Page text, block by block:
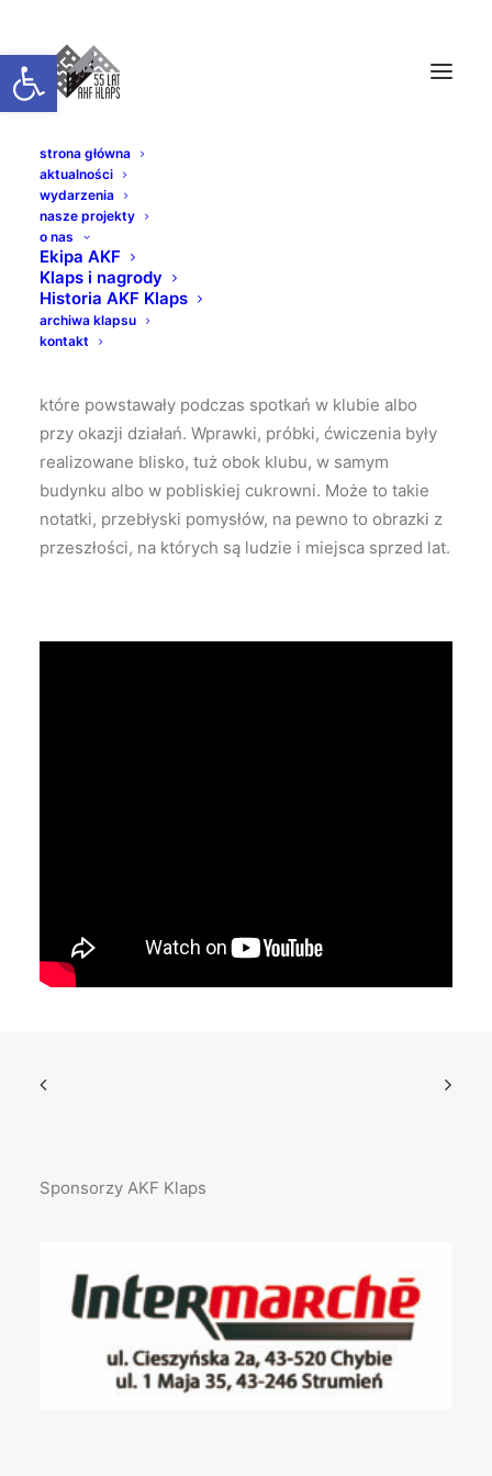
Otwórz pasek narzędzi
strona główna
aktualności
wydarzenia
nasze projekty
o nas
Ekipa AKF
Klaps i nagrody
Historia AKF Klaps
archiwa klapsu
kontakt
Dane techniczne: czarno-biały, 16 mm, 6 min.
które powstawały podczas spotkań w klubie albo
przy okazji działań. Wprawki, próbki, ćwiczenia były
realizowane blisko, tuż obok klubu, w samym
budynku albo w pobliskiej cukrowni. Może to takie
notatki, przebłyski pomysłów, na pewno to obrazki z
przeszłości, na których są ludzie i miejsca sprzed lat.
Sponsorzy AKF Klaps